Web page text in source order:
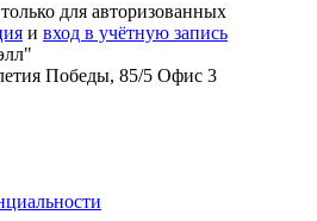
для авторизованных
и вход в учётную запись
Победы, 85/5 Офис 3